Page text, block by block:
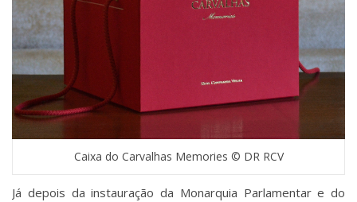
Caixa do Carvalhas Memories © DR RCV
Já depois da instauração da Monarquia Parlamentar e do